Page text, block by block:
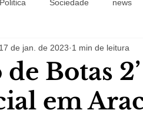
Politica Sociedade news
de Botas
em
17 de jan. de 2023 1 min de leitura